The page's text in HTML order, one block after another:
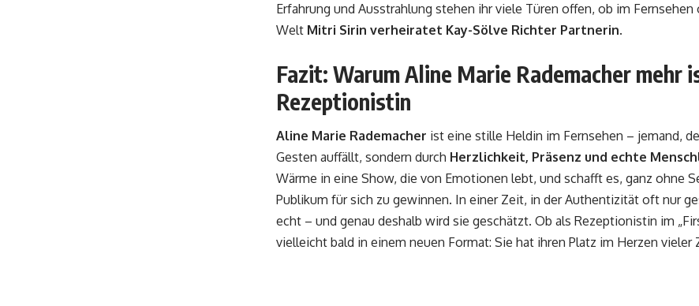
Erfahrung und Ausstrahlung stehen ihr viele Türen offen, ob im Fernsehen
Welt Mitri Sirin verheiratet Kay-Sölve Richter Partnerin.
Fazit: Warum Aline Marie Rademacher mehr
Rezeptionistin
Aline Marie Rademacher ist eine stille Heldin im Fernsehen – jemand,
Gesten auffällt, sondern durch Herzlichkeit, Präsenz und echte
Wärme in eine Show, die von Emotionen lebt, und schafft es, ganz ohne
Publikum für sich zu gewinnen. In einer Zeit, in der Authentizität oft nur
echt – und genau deshalb wird sie geschätzt. Ob als Rezeptionistin im
vielleicht bald in einem neuen Format: Sie hat ihren Platz im Herzen vieler